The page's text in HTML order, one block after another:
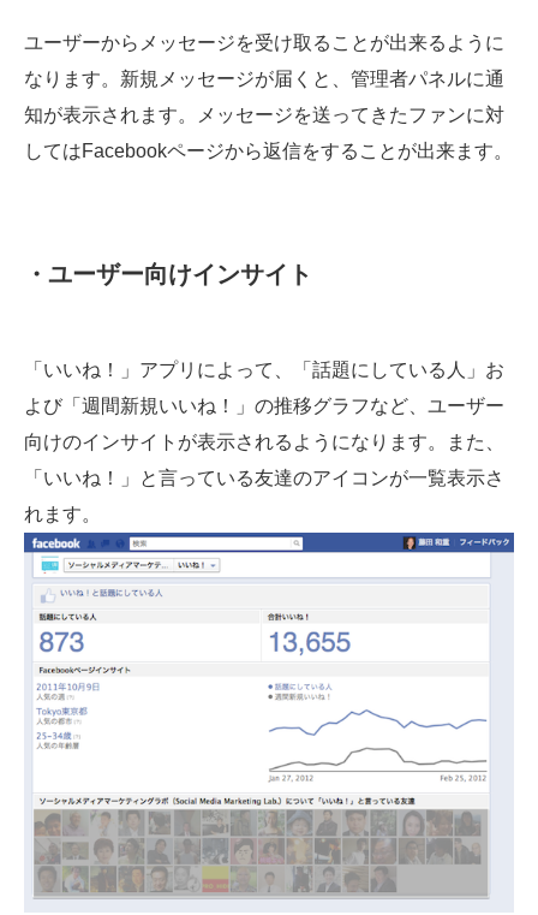
ユーザーからメッセージを受け取ることが出来るように
なります。新規メッセージが届くと、管理者パネルに通
知が表示されます。メッセージを送ってきたファンに対
してはFacebookページから返信をすることが出来ます。
・ユーザー向けインサイト
「いいね！」アプリによって、「話題にしている人」お
よび「週間新規いいね！」の推移グラフなど、ユーザー
向けのインサイトが表示されるようになります。また、
「いいね！」と言っている友達のアイコンが一覧表示さ
れます。